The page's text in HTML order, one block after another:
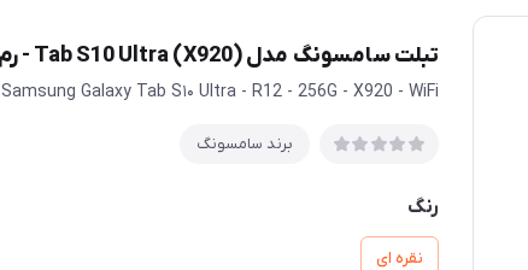
تبلت سامسونگ مدل Tab S10 Ultra (X920) - رم 12 - 256 گیگابایت - وای فای - فول پک
Samsung Galaxy Tab S۱۰ Ultra - R12 - 256G - X920 - WiFi
برند سامسونگ
رنگ
نقره ای